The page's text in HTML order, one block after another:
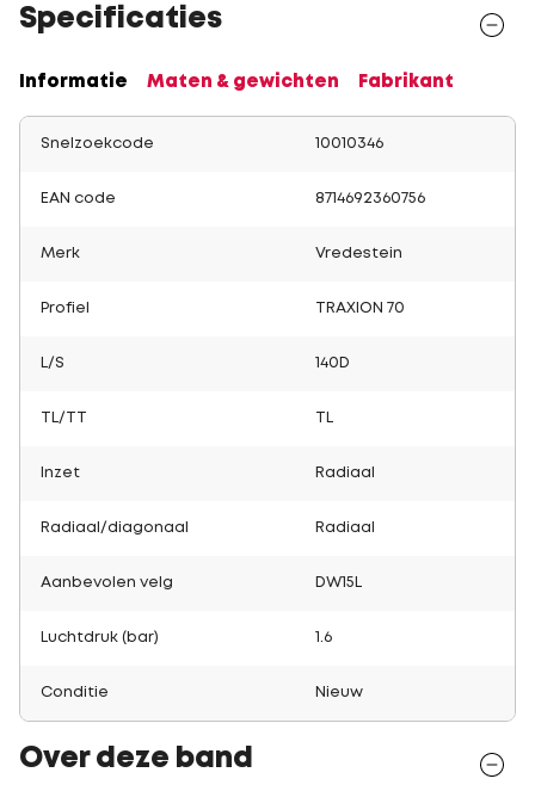
Specificaties
Informatie Maten & gewichten Fabrikant
Snelzoekcode 10010346
EAN code 8714692360756
Merk Vredestein
Profiel TRAXION 70
L/S 140D
TL/TT
Inzet Radiaal
Radiaal/diagonaal Radiaal
Aanbevolen velg DW15L
Luchtdruk (bar) 1.6
Conditie Nieuw
Over deze band